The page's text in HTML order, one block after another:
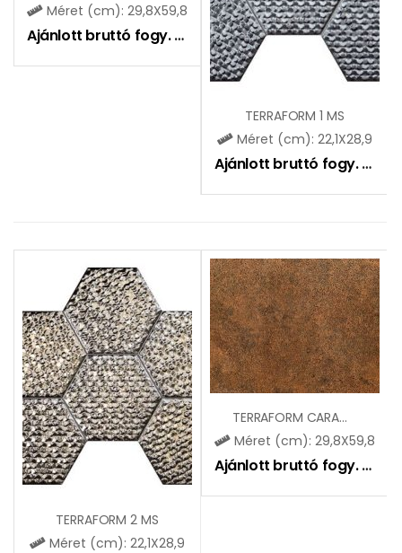
Méret (cm): 29,8X59,8
Ajánlott bruttó fogy. ár: 11600Ft
TERRAFORM 1 MS
Méret (cm): 22,1X28,9
Ajánlott bruttó fogy. ár:
TERRAFORM 2 MS
Méret (cm): 22,1X28,9
TERRAFORM CARAMEL
Méret (cm): 29,8X59,8
Ajánlott bruttó fogy. ár: